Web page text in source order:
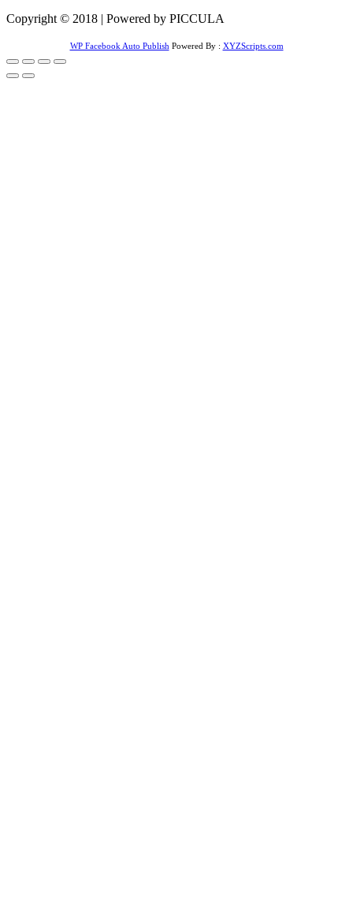
Copyright © 2018 | Powered by PICCULA
WP Facebook Auto Publish Powered By : XYZScripts.com